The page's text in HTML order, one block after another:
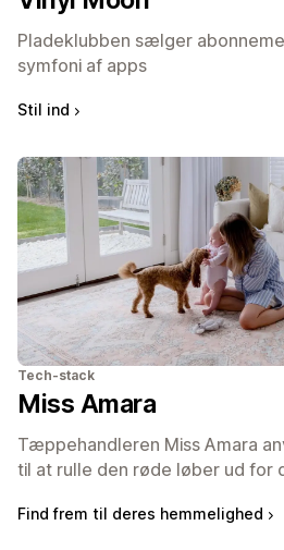
Pladeklubben sælger
symfoni af apps
Stil ind
Tech-stack
Miss Amara
Tæppehandleren Miss Amara
til at rulle den røde løber ud for
Find frem til deres hemmelighed